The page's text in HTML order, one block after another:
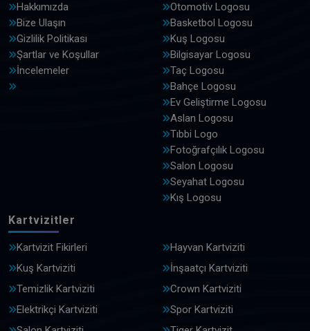
Hakkımızda
Bize Ulaşın
Gizlilik Politikası
Şartlar ve Koşullar
İncelemeler
Otomotiv Logosu
Basketbol Logosu
Kuş Logosu
Bilgisayar Logosu
Taç Logosu
Bahçe Logosu
Ev Geliştirme Logosu
Aslan Logosu
Tıbbi Logo
Fotoğrafçılık Logosu
Salon Logosu
Seyahat Logosu
Kış Logosu
Kartvizitler
Kartvizit Fikirleri
Hayvan Kartviziti
Kuş Kartviziti
İnşaatçı Kartviziti
Temizlik Kartviziti
Crown Kartviziti
Elektrikçi Kartviziti
Spor Kartviziti